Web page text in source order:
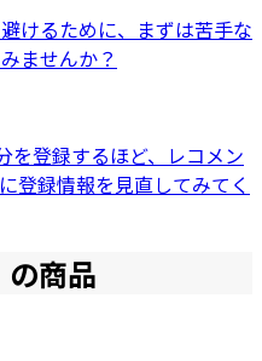
けるために、まずは苦手な
ませんか？
登録するほど、レコメン
登録情報を見直してみてく
の商品